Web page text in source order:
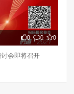
0 0 0
会即将召开